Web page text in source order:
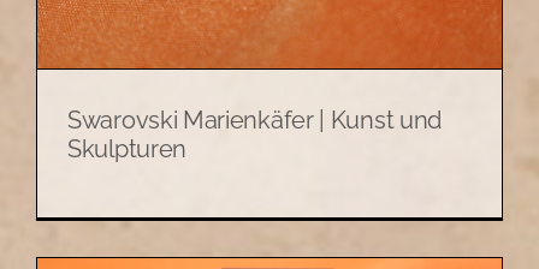
Swarovski Marienkäfer | Kunst und
Skulpturen